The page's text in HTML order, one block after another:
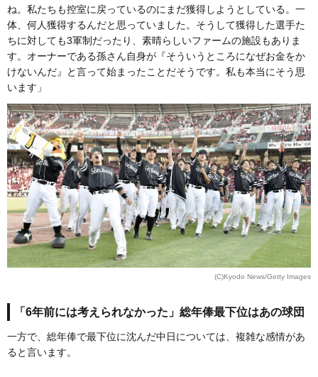
ね。私たちも控室に戻っているのにまだ獲得しようとしている。一
体、何人獲得するんだと思っていました。そうして獲得した選手た
ちに対しても3軍制だったり、素晴らしいファームの施設もありま
す。オーナーである孫さん自身が『そういうところになぜお金をか
けないんだ』と言って始まったことだそうです。私も本当にそう思
います」
(C)Kyodo News/Getty Images
「6年前には考えられなかった」総年俸最下位はあの球団
一方で、総年俸で最下位に沈んだ中日については、複雑な感情があ
ると言います。